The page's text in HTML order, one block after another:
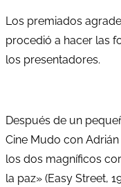
Los premiados
procedió a hacer las
los presentadores.
Después de un
Cine Mudo con
los dos magníficos
la paz» (Easy Street,